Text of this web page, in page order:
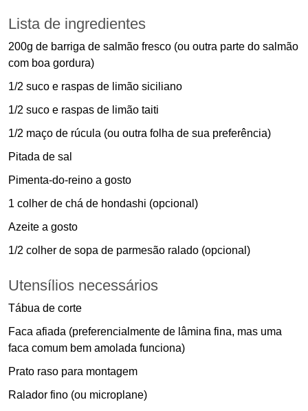
Lista de ingredientes
200g de barriga de salmão fresco (ou outra parte do salmão
com boa gordura)
1/2 suco e raspas de limão siciliano
1/2 suco e raspas de limão taiti
1/2 maço de rúcula (ou outra folha de sua preferência)
Pitada de sal
Pimenta-do-reino a gosto
1 colher de chá de hondashi (opcional)
Azeite a gosto
1/2 colher de sopa de parmesão ralado (opcional)
Utensílios necessários
Tábua de corte
Faca afiada (preferencialmente de lâmina fina, mas uma
faca comum bem amolada funciona)
Prato raso para montagem
Ralador fino (ou microplane)